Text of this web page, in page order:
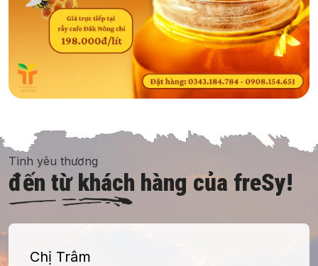
Tình yêu thương
đến từ khách hàng của freSy!
Chị Trâm